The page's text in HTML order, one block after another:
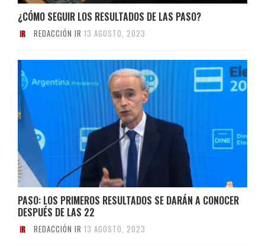
¿CÓMO SEGUIR LOS RESULTADOS DE LAS PASO?
REDACCIÓN IR 13 AGOSTO, 2023
PASO: LOS PRIMEROS RESULTADOS SE DARÁN A CONOCER
DESPUÉS DE LAS 22
REDACCIÓN IR 13 AGOSTO, 2023